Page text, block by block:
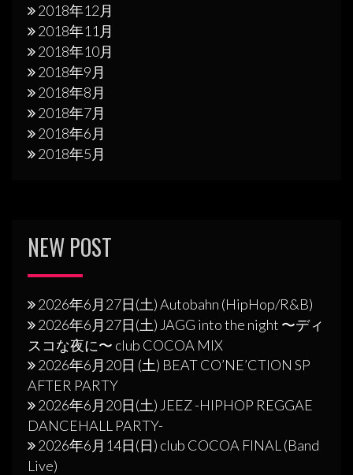
2018年12月
2018年11月
2018年10月
2018年9月
2018年8月
2018年7月
2018年6月
2018年5月
NEW POST
2026年6月27日(土) Autobahn (HipHop/R&B)
2026年6月27日(土) JAGG into the night 〜ディ
スコな夜に〜 club COCOA MIX
2026年6月20日 (土) BEAT CO’NE’CTION SP
AFTER PARTY
2026年6月20日(土) JEEZ -HIPHOP REGGAE
DANCEHALL PARTY-
2026年6月14日(日) club COCOA FINAL (Band
Live)